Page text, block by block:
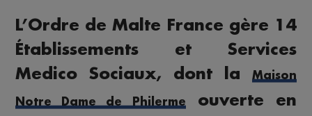
L’Ordre de Malte France gère 14
Établissements et Services
Medico Sociaux, dont la
Maison
Notre Dame de Philerme
ouverte en